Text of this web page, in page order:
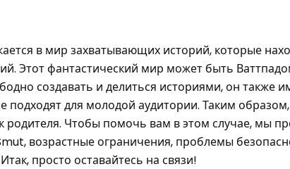
в мир захватывающих историй, которые
Этот фантастический мир может быть
создавать и делиться историями, он также
подходят для молодой аудитории. Таким
Чтобы помочь вам в этом случае, мы
возрастные ограничения, проблемы
просто оставайтесь на связи!